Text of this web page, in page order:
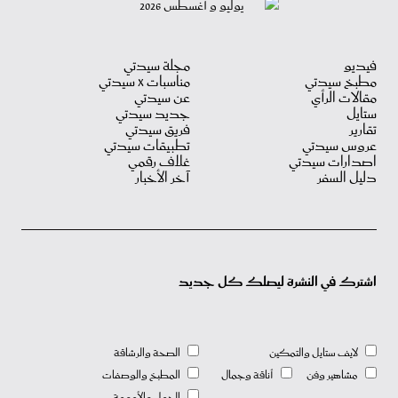
فيديو
مطبخ سيدتي
مقالات الرأي
ستايل
تقارير
عروس سيدتي
اصدارات سيدتي
دليل السفر
مجلة سيدتي
مناسبات X سيدتي
عن سيدتي
جديد سيدتي
فريق سيدتي
تطبيقات سيدتي
غلاف رقمي
آخر الأخبار
اشترك في النشرة ليصلك كل جديد
لايف ستايل والتمكين
مشاهير وفن
أناقة وجمال
الصحة والرشاقة
المطبخ والوصفات